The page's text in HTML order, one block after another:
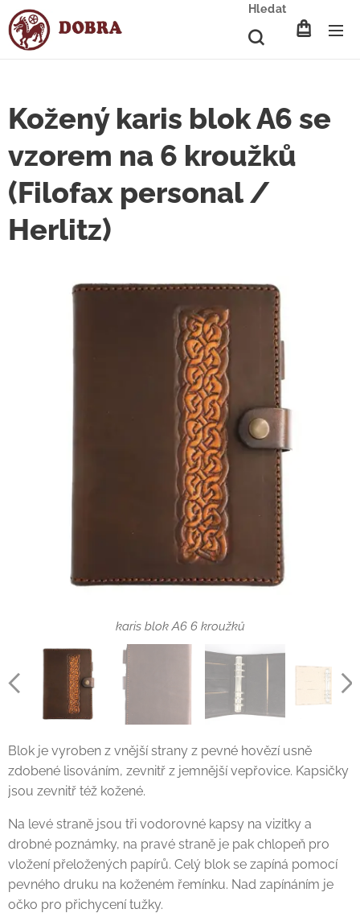
Hledat
Kožený karis blok A6 se
vzorem na 6 kroužků
(Filofax personal /
Herlitz)
karis blok A6 6 kroužků
tmavá varianta
světlá varianta
Blok je vyroben z vnější strany z pevné hovězí usně
zdobené lisováním, zevnitř z jemnější vepřovice. Kapsičky
jsou zevnitř též kožené.
Na levé straně jsou tři vodorovné kapsy na vizitky a
drobné poznámky, na pravé straně je pak chlopeň pro
vložení přeložených papírů. Celý blok se zapíná pomocí
pevného druku na koženém řemínku. Nad zapínáním je
očko pro přichycení tužky.